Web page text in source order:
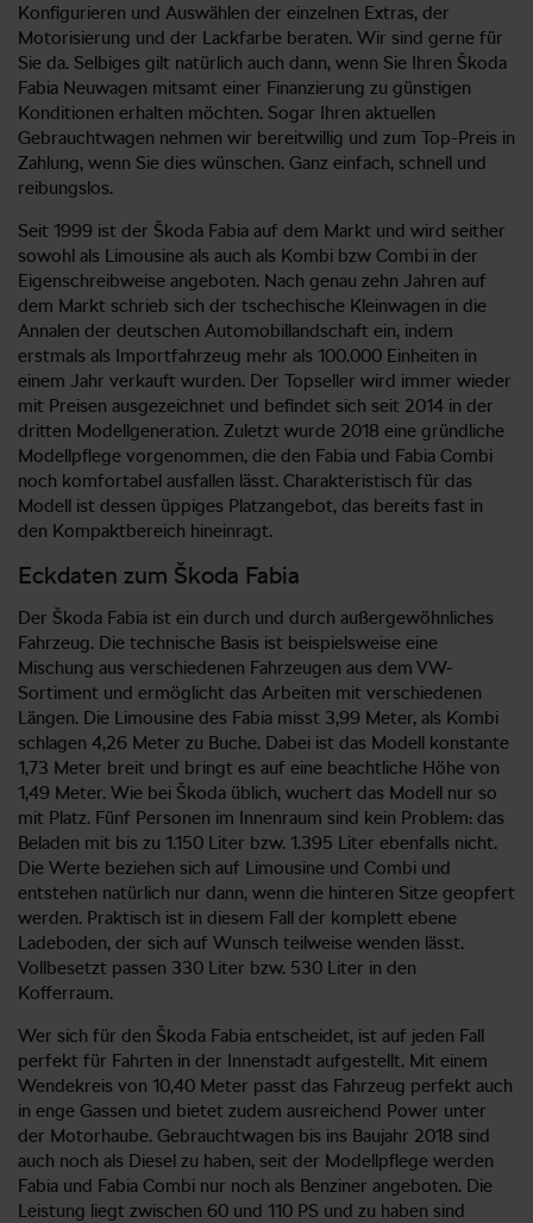
Konfigurieren und Auswählen der einzelnen Extras, der
Motorisierung und der Lackfarbe beraten. Wir sind gerne für
Sie da. Selbiges gilt natürlich auch dann, wenn Sie Ihren Škoda
Fabia Neuwagen mitsamt einer Finanzierung zu günstigen
Konditionen erhalten möchten. Sogar Ihren aktuellen
Gebrauchtwagen nehmen wir bereitwillig und zum Top-Preis in
Zahlung, wenn Sie dies wünschen. Ganz einfach, schnell und
reibungslos.
Seit 1999 ist der Škoda Fabia auf dem Markt und wird seither
sowohl als Limousine als auch als Kombi bzw Combi in der
Eigenschreibweise angeboten. Nach genau zehn Jahren auf
dem Markt schrieb sich der tschechische Kleinwagen in die
Annalen der deutschen Automobillandschaft ein, indem
erstmals als Importfahrzeug mehr als 100.000 Einheiten in
einem Jahr verkauft wurden. Der Topseller wird immer wieder
mit Preisen ausgezeichnet und befindet sich seit 2014 in der
dritten Modellgeneration. Zuletzt wurde 2018 eine gründliche
Modellpflege vorgenommen, die den Fabia und Fabia Combi
noch komfortabel ausfallen lässt. Charakteristisch für das
Modell ist dessen üppiges Platzangebot, das bereits fast in
den Kompaktbereich hineinragt.
Eckdaten zum Škoda Fabia
Der Škoda Fabia ist ein durch und durch außergewöhnliches
Fahrzeug. Die technische Basis ist beispielsweise eine
Mischung aus verschiedenen Fahrzeugen aus dem VW-
Sortiment und ermöglicht das Arbeiten mit verschiedenen
Längen. Die Limousine des Fabia misst 3,99 Meter, als Kombi
schlagen 4,26 Meter zu Buche. Dabei ist das Modell konstante
1,73 Meter breit und bringt es auf eine beachtliche Höhe von
1,49 Meter. Wie bei Škoda üblich, wuchert das Modell nur so
mit Platz. Fünf Personen im Innenraum sind kein Problem: das
Beladen mit bis zu 1.150 Liter bzw. 1.395 Liter ebenfalls nicht.
Die Werte beziehen sich auf Limousine und Combi und
entstehen natürlich nur dann, wenn die hinteren Sitze geopfert
werden. Praktisch ist in diesem Fall der komplett ebene
Ladeboden, der sich auf Wunsch teilweise wenden lässt.
Vollbesetzt passen 330 Liter bzw. 530 Liter in den
Kofferraum.
Wer sich für den Škoda Fabia entscheidet, ist auf jeden Fall
perfekt für Fahrten in der Innenstadt aufgestellt. Mit einem
Wendekreis von 10,40 Meter passt das Fahrzeug perfekt auch
in enge Gassen und bietet zudem ausreichend Power unter
der Motorhaube. Gebrauchtwagen bis ins Baujahr 2018 sind
auch noch als Diesel zu haben, seit der Modellpflege werden
Fabia und Fabia Combi nur noch als Benziner angeboten. Die
Leistung liegt zwischen 60 und 110 PS und zu haben sind